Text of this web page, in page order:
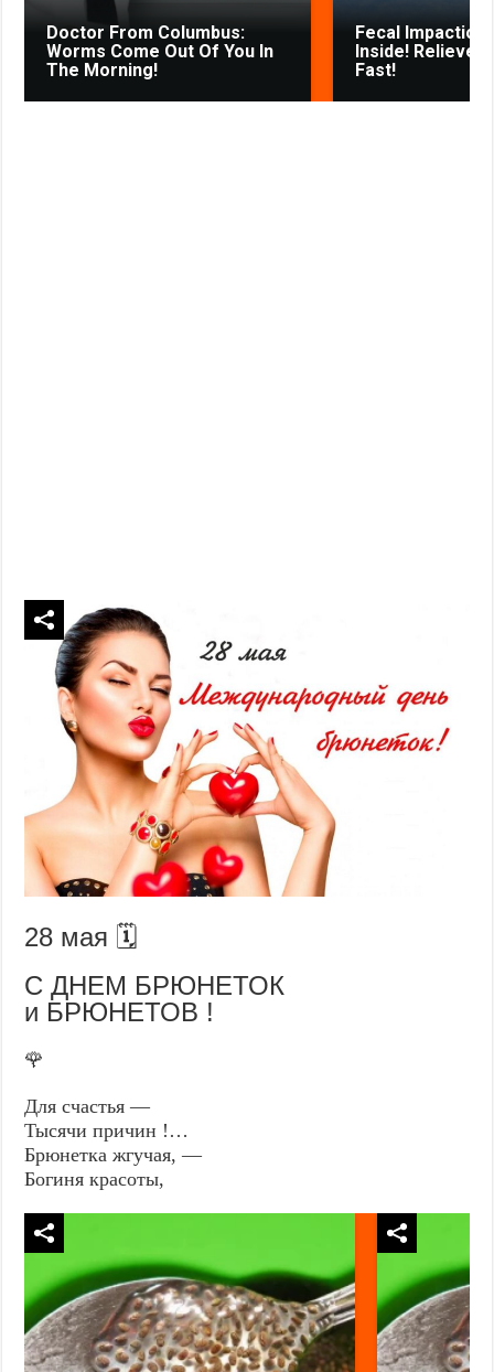
i
Doctor From Columbus:
Worms Come Out Of You In
The Morning!
Fecal Impaction
Inside! Relieves
Fast!
28 мая 🗓️
C ДHEM БРЮНЕТОК
и БРЮНЕТОВ !
🌹
Для счастья —
Тысячи причин !…
Брюнетка жгучая, —
Богиня красоты,